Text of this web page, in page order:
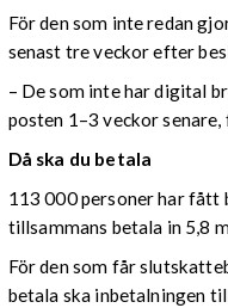
För den som inte redan
senast tre veckor efter
– De som inte har digital
posten 1–3 veckor
Då ska du betala
113 000 personer har fått
tillsammans betala in 5,8
För den som får
betala ska inbetalningen